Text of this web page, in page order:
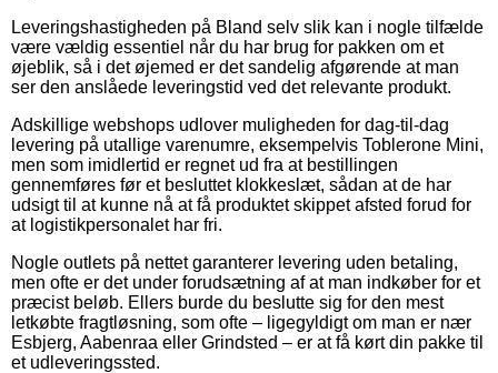
Leveringshastigheden på Bland selv slik kan i nogle tilfælde
være vældig essentiel når du har brug for pakken om et
øjeblik, så i det øjemed er det sandelig afgørende at man
ser den anslåede leveringstid ved det relevante produkt.
Adskillige webshops udlover muligheden for dag-til-dag
levering på utallige varenumre, eksempelvis Toblerone Mini,
men som imidlertid er regnet ud fra at bestillingen
gennemføres før et besluttet klokkeslæt, sådan at de har
udsigt til at kunne nå at få produktet skippet afsted forud for
at logistikpersonalet har fri.
Nogle outlets på nettet garanterer levering uden betaling,
men ofte er det under forudsætning af at man indkøber for et
præcist beløb. Ellers burde du beslutte sig for den mest
letkøbte fragtløsning, som ofte – ligegyldigt om man er nær
Esbjerg, Aabenraa eller Grindsted – er at få kørt din pakke til
et udleveringssted.